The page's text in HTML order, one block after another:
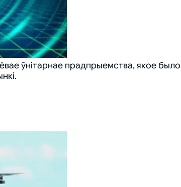
ўнітарнае прадпрыемства, якое